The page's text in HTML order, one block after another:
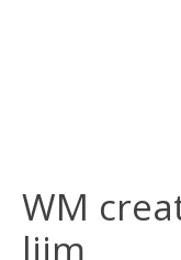
WM
lijm